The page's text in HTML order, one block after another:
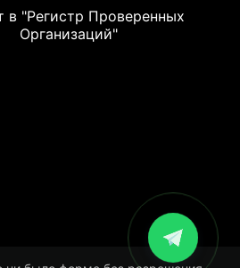
в "Регистр Проверенных
Организаций"